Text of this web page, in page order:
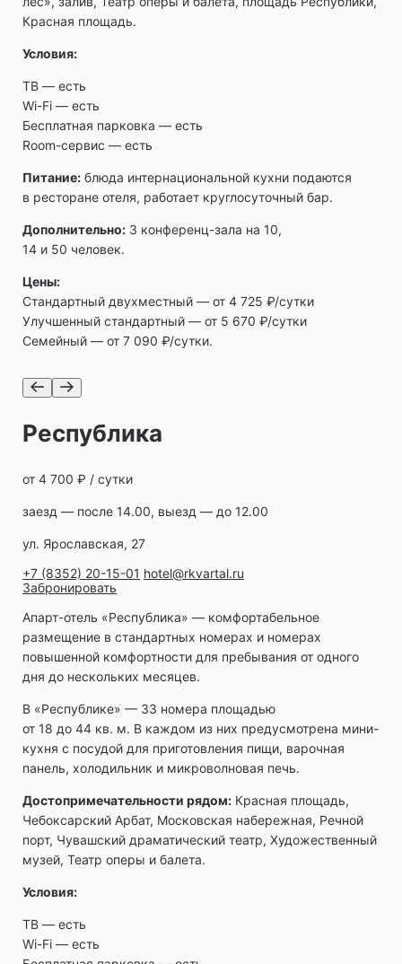
Красная площадь.
Условия:
ТВ ― есть
Wi-Fi ― есть
Бесплатная парковка ― есть
Room-сервис ― есть
Питание: блюда интернациональной кухни подаются
в ресторане отеля, работает круглосуточный бар.
Дополнительно: 3 конференц-зала на 10,
14 и 50 человек.
Цены:
Стандартный двухместный — от 4 725 ₽/сутки
Улучшенный стандартный — от 5 670 ₽/сутки
Семейный — от 7 090 ₽/сутки.
Республика
от 4 700 ₽ / сутки
заезд — после 14.00, выезд — до 12.00
ул. Ярославская, 27
+7 (8352) 20-15-01 hotel@rkvartal.ru
Забронировать
Апарт-отель «Республика» ― комфортабельное
размещение в стандартных номерах и номерах
повышенной комфортности для пребывания от одного
дня до нескольких месяцев.
В «Республике» — 33 номера площадью
от 18 до 44 кв. м. В каждом из них предусмотрена мини-
кухня с посудой для приготовления пищи, варочная
панель, холодильник и микроволновая печь.
Достопримечательности рядом: Красная площадь,
Чебоксарский Арбат, Московская набережная, Речной
порт, Чувашский драматический театр, Художественный
музей, Театр оперы и балета.
Условия:
ТВ ― есть
Wi-Fi ― есть